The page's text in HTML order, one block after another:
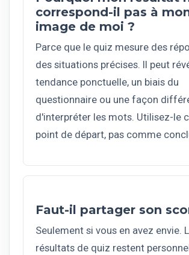
correspond-il pas à
image de moi ?
Parce que le quiz mesure des
des situations précises. Il peut
tendance ponctuelle, un biais du
questionnaire ou une façon
d'interpréter les mots. Utilisez-le
point de départ, pas comme
Faut-il partager son
Seulement si vous en avez envie.
résultats de quiz restent